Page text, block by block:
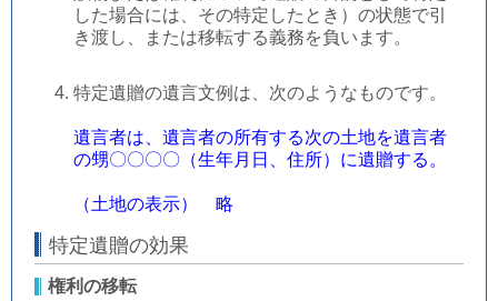
した場合には、その特定したとき）の状態で引
き渡し、または移転する義務を負います。
特定遺贈の遺言文例は、次のようなものです。
遺言者は、遺言者の所有する次の土地を遺言者
の甥〇〇〇〇（生年月日、住所）に遺贈する。
（土地の表示） 略
特定遺贈の効果
権利の移転